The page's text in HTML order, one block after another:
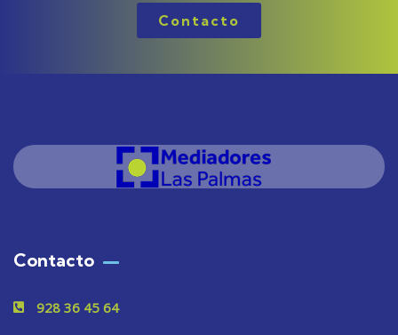
Contacto
Contacto
928 36 45 64